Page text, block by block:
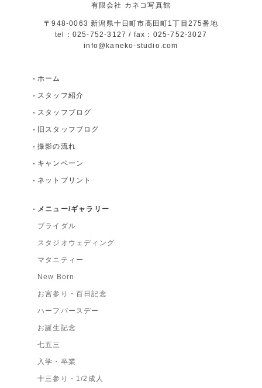
有限会社 カネコ写真館
〒948-0063 新潟県十日町市高田町1丁目275番地
tel：025-752-3127 / fax：025-752-3027
info@kaneko-studio.com
ホーム
スタッフ紹介
スタッフブログ
旧スタッフブログ
撮影の流れ
キャンペーン
ネットプリント
メニュー/ギャラリー
ブライダル
スタジオウェディング
マタニティー
New Born
お宮参り・百日記念
ハーフバースデー
お誕生記念
七五三
入学・卒業
十三参り・1/2成人